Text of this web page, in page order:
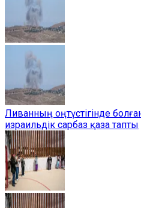
Ливанның оңтүстігінде
израильдік сарбаз қаза тапты